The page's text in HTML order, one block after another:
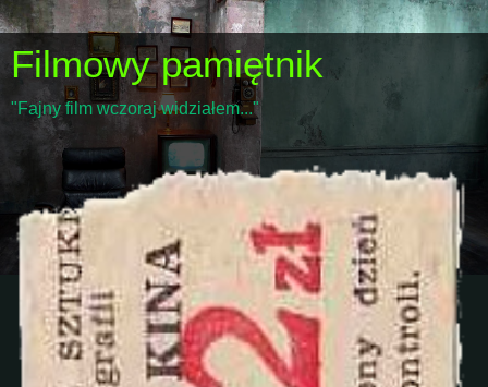
Filmowy pamiętnik
"Fajny film wczoraj widziałem..."